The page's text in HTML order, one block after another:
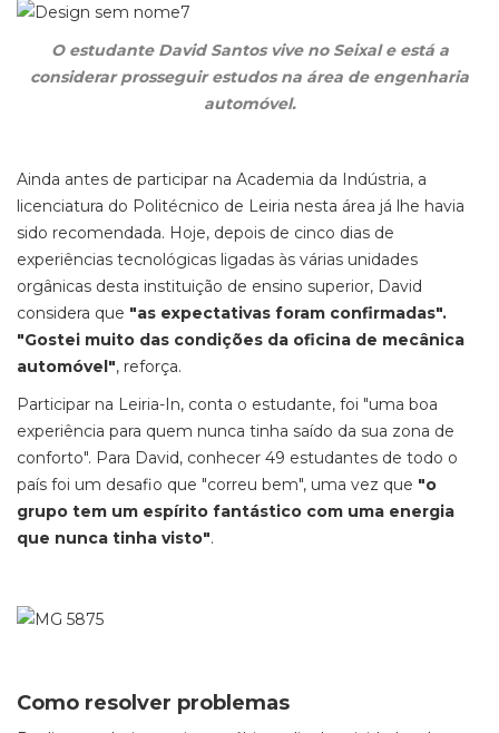
O estudante David Santos vive no Seixal e está a
considerar prosseguir estudos na área de engenharia
automóvel.
Ainda antes de participar na Academia da Indústria, a
licenciatura do Politécnico de Leiria nesta área já lhe havia
sido recomendada. Hoje, depois de cinco dias de
experiências tecnológicas ligadas às várias unidades
orgânicas desta instituição de ensino superior, David
considera que "as expectativas foram confirmadas".
"Gostei muito das condições da oficina de mecânica
automóvel", reforça.
Participar na Leiria-In, conta o estudante, foi "uma boa
experiência para quem nunca tinha saído da sua zona de
conforto". Para David, conhecer 49 estudantes de todo o
país foi um desafio que "correu bem", uma vez que "o
grupo tem um espírito fantástico com uma energia
que nunca tinha visto".
Como resolver problemas